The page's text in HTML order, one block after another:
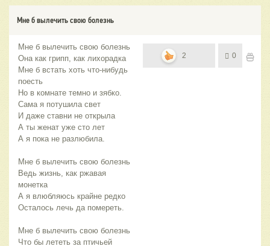
Мне б вылечить свою болезнь
Мне б вылечить свою болезнь
Она как грипп, как лихорадка
Мне б встать хоть что-нибудь
поесть
Но в комнате темно и зябко.
Сама я потушила свет
И даже ставни не открыла
А ты женат уже сто лет
А я пока не разлюбила.
Мне б вылечить свою болезнь
Ведь жизнь, как ржавая
монетка
А я влюбляюсь крайне редко
Осталось лечь да помереть.
Мне б вылечить свою болезнь
Что бы лететь за птичьей
2 0